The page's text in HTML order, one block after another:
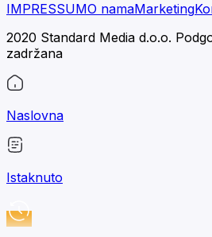
IMPRESSUMO namaMarketing
2020 Standard Media d.o.o.
zadržana
Naslovna
Istaknuto